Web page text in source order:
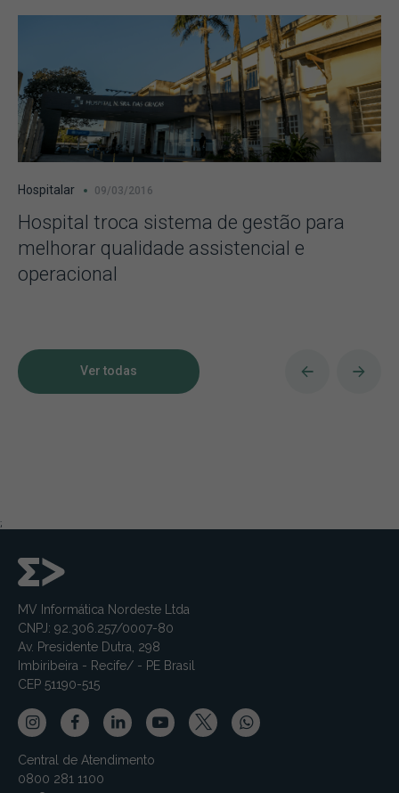
Hospitalar 09/03/2016
Hospital troca sistema de gestão para
melhorar qualidade assistencial e
operacional
Ver todas
;
MV Informática Nordeste Ltda
CNPJ: 92.306.257/0007-80
Av. Presidente Dutra, 298
Imbiribeira - Recife/ - PE Brasil
CEP 51190-515
Central de Atendimento
0800 281 1100